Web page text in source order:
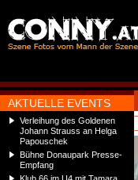
AKTUELLE EVENTS
Verleihung des Goldenen
Johann Strauss an Helga
Papouschek
Bühne Donaupark Presse-
Empfang